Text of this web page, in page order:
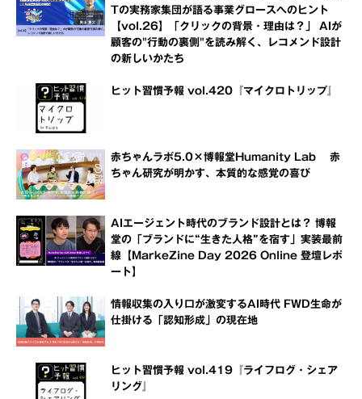
Tの実務家集団が語る事業グロースへのヒント
【vol.26】「クリックの背景・理由は？」 AIが
顧客の"行動の裏側"を読み解く、レコメンド設計
の新しいかたち
ヒット習慣予報 vol.420『マイクロトリップ』
赤ちゃんラボ5.0×博報堂Humanity Lab 赤
ちゃん研究が明かす、本質的な感覚の喜び
AIエージェント時代のブランド設計とは？ 博報
堂の「ブランドに“生きた人格”を宿す」実装最前
線【MarkeZine Day 2026 Online 登壇レポ
ート】
情報収集の入り口が激変するAI時代 FWD生命が
仕掛ける「認知形成」の現在地
ヒット習慣予報 vol.419『ライフログ・シェア
リング』